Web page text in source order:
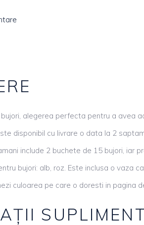
alegerea perfecta pentru a avea
disponibil cu livrare o data la 2
include 2 buchete de 15 bujori, iar
bujori: alb, roz. Este inclusa o vaza
culoarea pe care o doresti in pagina